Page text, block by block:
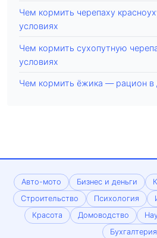
Чем кормить черепаху
условиях
Чем кормить сухопутную
условиях
Чем кормить ёжика — рацион в
Авто-мото Бизнес и деньги
Строительство
Психология
Красота
Домоводство
Бухгалтерия